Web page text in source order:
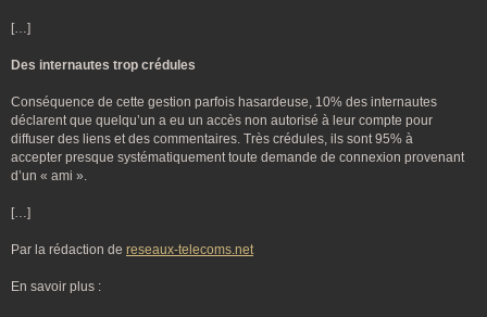
[…]
Des internautes trop crédules
Conséquence de cette gestion parfois hasardeuse, 10% des internautes
déclarent que quelqu’un a eu un accès non autorisé à leur compte pour
diffuser des liens et des commentaires. Très crédules, ils sont 95% à
accepter presque systématiquement toute demande de connexion provenant
d’un « ami ».
[…]
Par la rédaction de reseaux-telecoms.net
En savoir plus :